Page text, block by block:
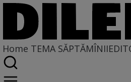
Home TEMA SĂPTĂMÎNII